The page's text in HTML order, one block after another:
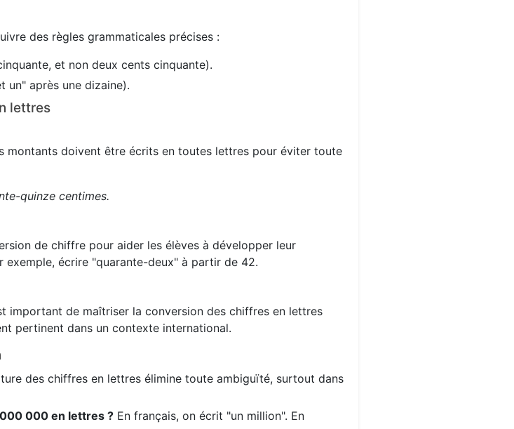
des règles grammaticales précises :
et non deux cents cinquante).
un" après une dizaine).
lettres
montants doivent être écrits en toutes lettres pour éviter toute
quinze centimes.
de chiffre pour aider les élèves à développer leur
exemple, écrire "quarante-deux" à partir de 42.
important de maîtriser la conversion des chiffres en lettres
pertinent dans un contexte international.
des chiffres en lettres élimine toute ambiguïté, surtout dans
000 en lettres ? En français, on écrit "un million". En